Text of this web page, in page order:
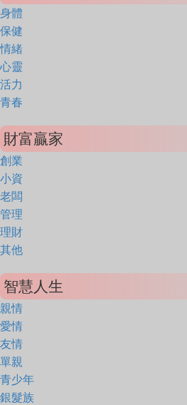
身體
保健
情緒
心靈
活力
青春
財富贏家
創業
小資
老闆
管理
理財
其他
智慧人生
親情
愛情
友情
單親
青少年
銀髮族